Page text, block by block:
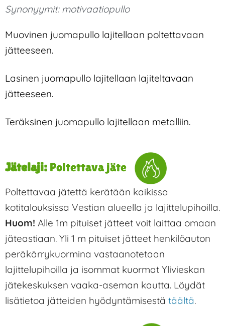
Synonyymit: motivaatiopullo
Muovinen juomapullo lajitellaan poltettavaan
jätteeseen.
Lasinen juomapullo lajitellaan lajiteltavaan
jätteeseen.
Teräksinen juomapullo lajitellaan metalliin.
Jätelaji: Poltettava jäte
Poltettavaa jätettä kerätään kaikissa
kotitalouksissa Vestian alueella ja lajittelupihoilla.
Huom! Alle 1m pituiset jätteet voit laittaa omaan
jäteastiaan. Yli 1 m pituiset jätteet henkilöauton
peräkärrykuormina vastaanotetaan
lajittelupihoilla ja isommat kuormat Ylivieskan
jätekeskuksen vaaka-aseman kautta. Löydät
lisätietoa jätteiden hyödyntämisestä täältä.